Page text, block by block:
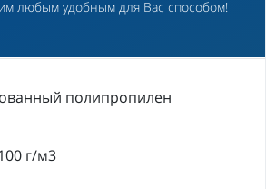
любым удобным для Вас способом!
полипропилен
г/м3